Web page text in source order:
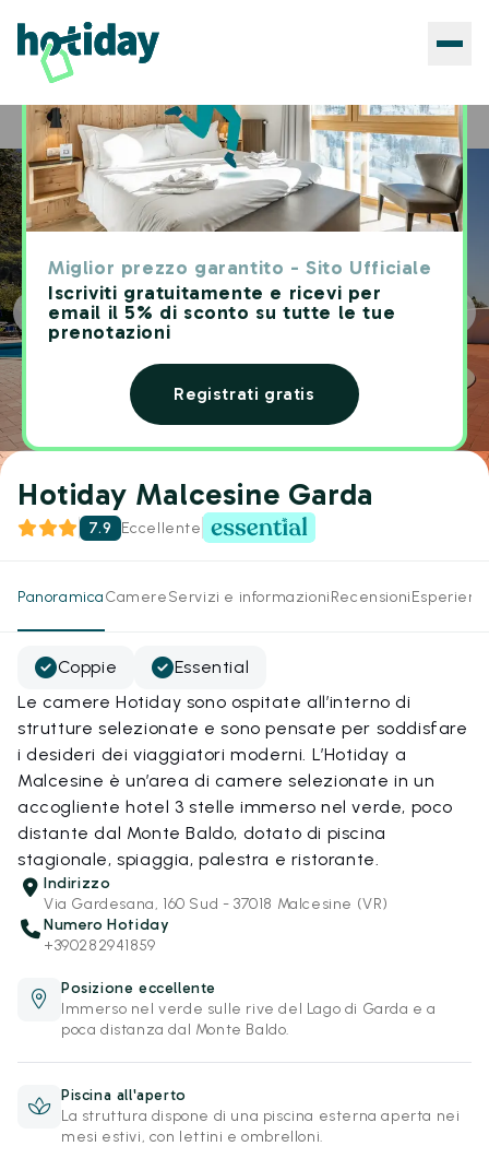
Miglior prezzo garantito - Sito Ufficiale
Iscriviti gratuitamente e ricevi per
email il 5% di sconto su tutte le tue
prenotazioni
Registrati gratis
Home Hotels Hotiday Malcesine Garda
Hotiday Malcesine Garda
7.9 Eccellente
PanoramicaCamereServizi e informazioniRecensioni
Coppie
Essential
Le camere Hotiday sono ospitate all’interno di
strutture selezionate e sono pensate per soddisfare
i desideri dei viaggiatori moderni. L’Hotiday a
Malcesine è un’area di camere selezionate in un
accogliente hotel 3 stelle immerso nel verde, poco
distante dal Monte Baldo, dotato di piscina
stagionale, spiaggia, palestra e ristorante.
Indirizzo
Via Gardesana, 160 Sud - 37018 Malcesine (VR)
Numero Hotiday
+390282941859
Posizione eccellente
Immerso nel verde sulle rive del Lago di Garda e a
poca distanza dal Monte Baldo.
Piscina all'aperto
La struttura dispone di una piscina esterna aperta nei
mesi estivi, con lettini e ombrelloni.